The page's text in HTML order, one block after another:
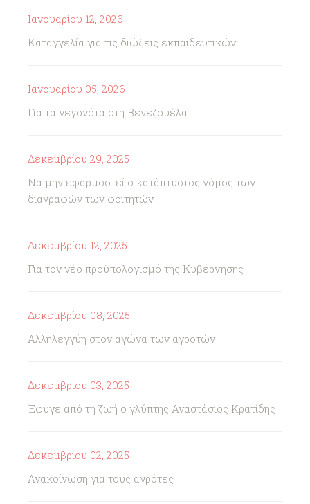
Ιανουαρίου 12, 2026
Καταγγελία για τις διώξεις εκπαιδευτικών
Ιανουαρίου 05, 2026
Για τα γεγονότα στη Βενεζουέλα
Δεκεμβρίου 29, 2025
Να μην εφαρμοστεί ο κατάπτυστος νόμος των
διαγραφών των φοιτητών
Δεκεμβρίου 12, 2025
Για τον νέο προϋπολογισμό της Κυβέρνησης
Δεκεμβρίου 08, 2025
Αλληλεγγύη στον αγώνα των αγροτών
Δεκεμβρίου 03, 2025
Έφυγε από τη ζωή ο γλύπτης Αναστάσιος Κρατίδης
Δεκεμβρίου 02, 2025
Ανακοίνωση για τους αγρότες